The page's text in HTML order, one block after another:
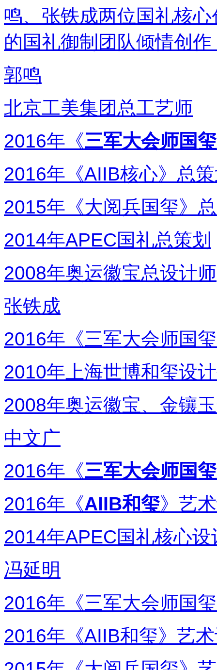
鸣、张铁成两位国礼核
的国礼御制团队倾情创
郭鸣
北京工美集团总工艺师
2016年《三军大会师国玺
2016年《AIIB核心》总
2015年《大阅兵国玺》
2014年APEC国礼总策划
2008年奥运徽宝总设计师
张铁成
2016年《三军大会师国
2010年上海世博和玺设
2008年奥运徽宝、金镶
中文广
2016年《三军大会师国玺
2016年《AIIB和玺》艺
2014年APEC国礼核心设
冯延明
2016年《三军大会师国玺
2016年《AIIB和玺》艺